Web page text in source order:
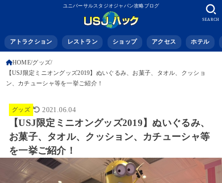
ユニバーサルスタジオジャパン攻略ブログ
アトラクション レストラン ショップ アクセス ホテル
SEARCH
HOME グッズ
【USJ限定ミニオングッズ2019】ぬいぐるみ、お菓子、タオル、クッショ
ン、カチューシャ等を一挙ご紹介！
グッズ 2021.06.04
【USJ限定ミニオングッズ2019】ぬいぐるみ、
お菓子、タオル、クッション、カチューシャ等
を一挙ご紹介！